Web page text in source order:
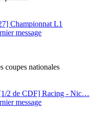
Championnat L1
message
coupes nationales
2 de CDF] Racing - Nic…
message